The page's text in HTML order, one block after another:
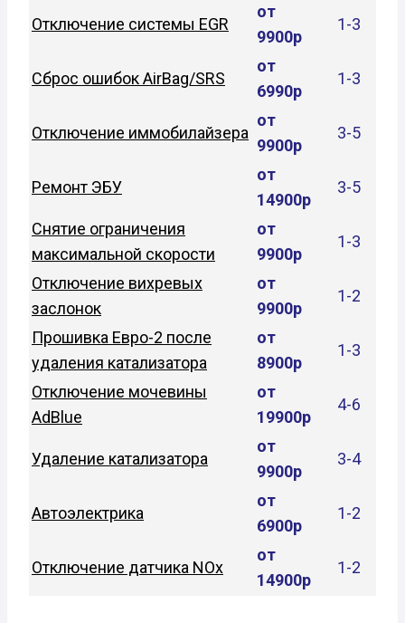
Отключение системы EGR
от
9900р
1-3
Сброс ошибок AirBag/SRS
от
6990р
1-3
Отключение иммобилайзера
от
9900р
3-5
Ремонт ЭБУ
от
14900р
3-5
Снятие ограничения
максимальной скорости
от
9900р
1-3
Отключение вихревых
заслонок
от
9900р
1-2
Прошивка Евро-2 после
удаления катализатора
от
8900р
1-3
Отключение мочевины
AdBlue
от
19900р
4-6
Удаление катализатора
от
9900р
3-4
Автоэлектрика
от
6900р
1-2
Отключение датчика NOx
от
14900р
1-2